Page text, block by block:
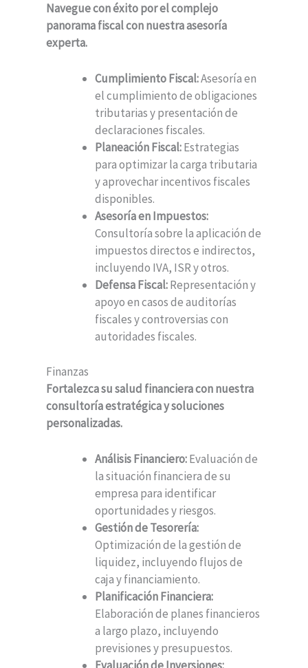
Navegue con éxito por el complejo
panorama fiscal con nuestra asesoría
experta.
Cumplimiento Fiscal:Asesoría en
el cumplimiento de obligaciones
tributarias y presentación de
declaraciones fiscales.
Planeación Fiscal:Estrategias
para optimizar la carga tributaria
y aprovechar incentivos fiscales
disponibles.
Asesoría en Impuestos:
Consultoría sobre la aplicación de
impuestos directos e indirectos,
incluyendo IVA, ISR y otros.
Defensa Fiscal:Representación y
apoyo en casos de auditorías
fiscales y controversias con
autoridades fiscales.
Finanzas
Fortalezca su salud financiera con nuestra
consultoría estratégica y soluciones
personalizadas.
Análisis Financiero:Evaluación de
la situación financiera de su
empresa para identificar
oportunidades y riesgos.
Gestión de Tesorería:
Optimización de la gestión de
liquidez, incluyendo flujos de
caja y financiamiento.
Planificación Financiera:
Elaboración de planes financieros
a largo plazo, incluyendo
previsiones y presupuestos.